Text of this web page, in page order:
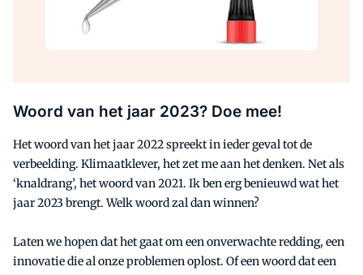
Woord van het jaar 2023? Doe mee!
Het woord van het jaar 2022 spreekt in ieder geval tot de
verbeelding. Klimaatklever, het zet me aan het denken. Net als
‘knaldrang’, het woord van 2021. Ik ben erg benieuwd wat het
jaar 2023 brengt. Welk woord zal dan winnen?
Laten we hopen dat het gaat om een onverwachte redding, een
innovatie die al onze problemen oplost. Of een woord dat een